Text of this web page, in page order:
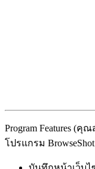
Program Features (
โปรแกรม